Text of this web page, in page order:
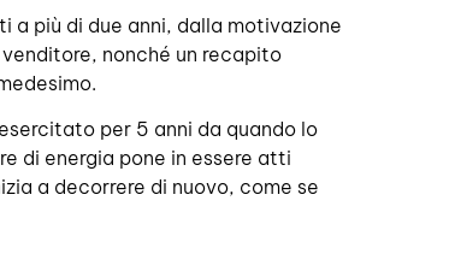
a più di due anni, dalla motivazione
nonché un recapito
per 5 anni da quando lo
di energia pone in essere atti
a decorrere di nuovo, come se